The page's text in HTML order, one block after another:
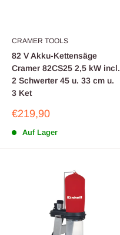
CRAMER TOOLS
82 V Akku-Kettensäge
Cramer 82CS25 2,5 kW incl.
2 Schwerter 45 u. 33 cm u.
3 Ket
Sonderpreis
€219,90
Auf Lager